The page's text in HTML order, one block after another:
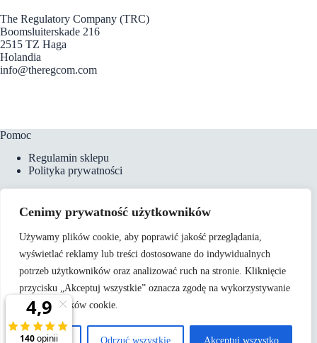
Cenimy prywatność użytkowników
Używamy plików cookie, aby poprawić jakość przeglądania,
wyświetlać reklamy lub treści dostosowane do indywidualnych
potrzeb użytkowników oraz analizować ruch na stronie. Kliknięcie
przycisku „Akceptuj wszystkie” oznacza zgodę na wykorzystywanie
przez nas plików cookie.
Dostosuj Odrzuć wszystkie Akceptuj wszystko
The Regulatory Company (TRC)
Boomsluiterskade 216
2515 TZ Haga
Holandia
info@theregcom.com
Pomoc
Regulamin sklepu
Polityka prywatności
Płatności i dostawa
Formy płatności
Koszty dostawy
Zamówienia telefoniczne
Kontakt